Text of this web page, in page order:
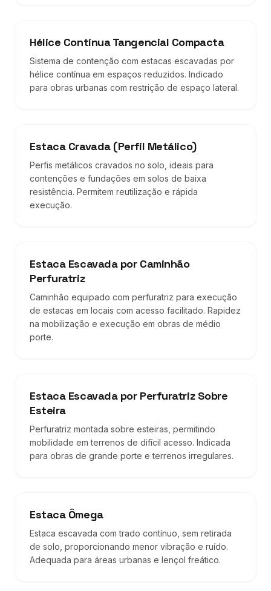
Hélice Contínua Tangencial Compacta
Sistema de contenção com estacas escavadas por
hélice contínua em espaços reduzidos. Indicado
para obras urbanas com restrição de espaço lateral.
Estaca Cravada (Perfil Metálico)
Perfis metálicos cravados no solo, ideais para
contenções e fundações em solos de baixa
resistência. Permitem reutilização e rápida
execução.
Estaca Escavada por Caminhão
Perfuratriz
Caminhão equipado com perfuratriz para execução
de estacas em locais com acesso facilitado. Rapidez
na mobilização e execução em obras de médio
porte.
Estaca Escavada por Perfuratriz Sobre
Esteira
Perfuratriz montada sobre esteiras, permitindo
mobilidade em terrenos de difícil acesso. Indicada
para obras de grande porte e terrenos irregulares.
Estaca Ômega
Estaca escavada com trado contínuo, sem retirada
de solo, proporcionando menor vibração e ruído.
Adequada para áreas urbanas e lençol freático.